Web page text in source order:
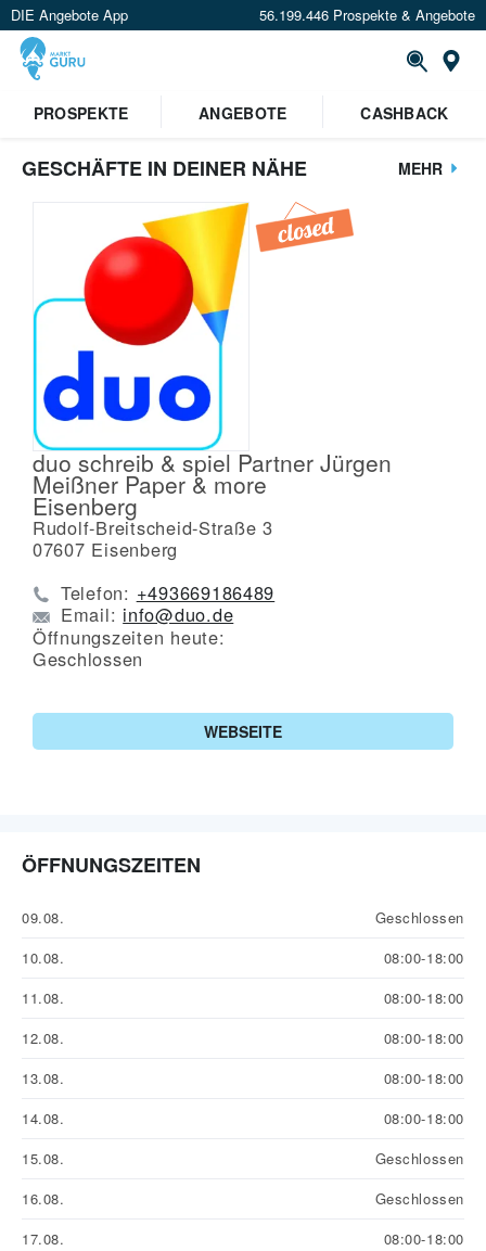
DIE Angebote App 56.199.446 Prospekte & Angebote
PROSPEKTE
ANGEBOTE CASHBACK
GESCHÄFTE IN DEINER NÄHE MEHR
duo schreib & spiel Partner Jürgen
Meißner Paper & more
Eisenberg
Rudolf-Breitscheid-Straße 3
07607 Eisenberg
Telefon: +493669186489
Email: info@duo.de
Öffnungszeiten heute:
Geschlossen
WEBSEITE
ÖFFNUNGSZEITEN
09.08.
Geschlossen
10.08.
08:00-18:00
11.08.
08:00-18:00
12.08.
08:00-18:00
13.08.
08:00-18:00
14.08.
08:00-18:00
15.08.
Geschlossen
16.08.
Geschlossen
17.08.
08:00-18:00